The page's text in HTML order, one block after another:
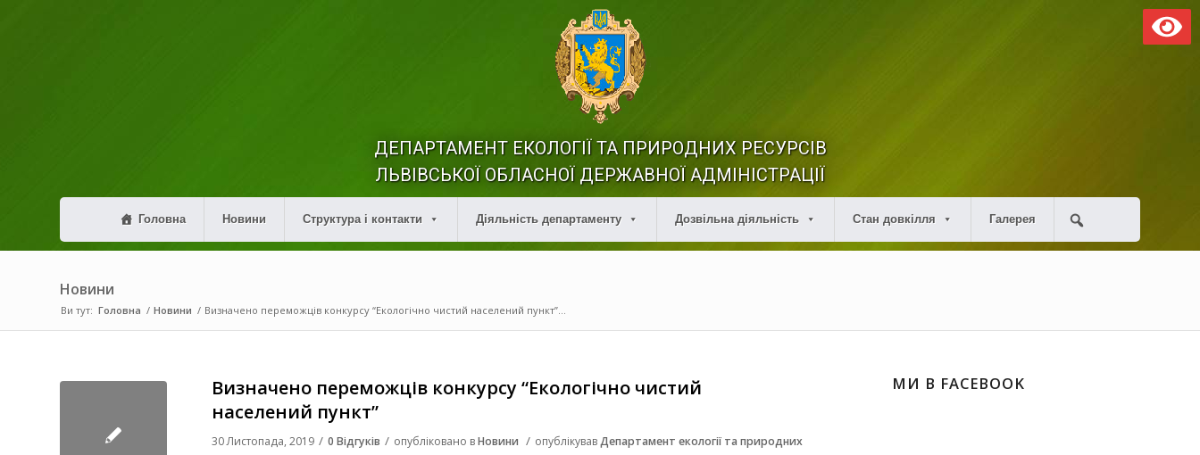
ДЕПАРТАМЕНТ ЕКОЛОГІЇ ТА ПРИРОДНИХ РЕСУРСІВ
ЛЬВІВСЬКОЇ ОБЛАСНОЇ ДЕРЖАВНОЇ АДМІНІСТРАЦІЇ
Головна Новини Структура і контакти Діяльність департаменту Дозвільна діяльність Стан довкілля Галерея
Новини
Ви тут: Головна / Новини / Визначено переможців конкурсу “Екологічно чистий населений пункт”...
Визначено переможців конкурсу “Екологічно чистий
населений пункт”
30 Листопада, 2019 / 0 Відгуків / опубліковано вНовини / опублікувавДепартамент екології та природних
МИ В FACEBOOK